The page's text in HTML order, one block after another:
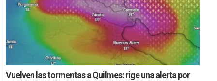
Vuelven las tormentas a Quilmes: rige una alerta por